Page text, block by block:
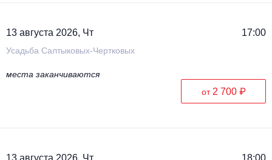
13 августа 2026, Чт 17:00
Усадьба Салтыковых-Чертковых
места заканчиваются
от 2 700 ₽
13 августа 2026, Чт 18:00